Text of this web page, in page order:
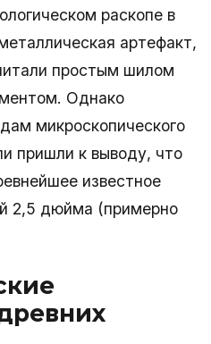
раскопе в
артефакт,
простым шилом
Однако
микроскопического
пришли к выводу, что
известное
2,5 дюйма (примерно